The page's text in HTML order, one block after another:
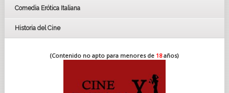
Comedia Erótica Italiana
Historia del Cine
(Contenido no apto para menores de 18años)